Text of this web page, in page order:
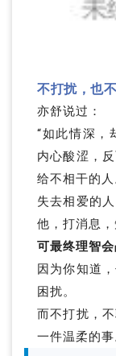
不打扰，也
亦舒说过：
“如此情深，
内心酸涩，
给不相干的人
失去相爱的
他，打消息，
可最终理智会
因为你知道
困扰。
而不打扰，
一件温柔的事